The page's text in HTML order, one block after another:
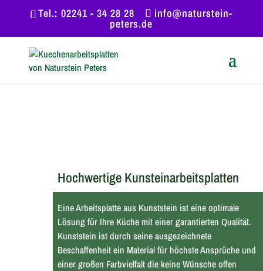
Tel.: 02241 - 34 28 28 info@naturstein-
peters.de
Hochwertige Kunsteinarbeitsplatten
Eine Arbeitsplatte aus Kunststein ist eine optimale
Lösung für Ihre Küche mit einer garantierten Qualität.
Kunststein ist durch seine ausgezeichnete
Beschaffenheit ein Material für höchste Ansprüche und
einer großen Farbvielfalt die keine Wünsche offen